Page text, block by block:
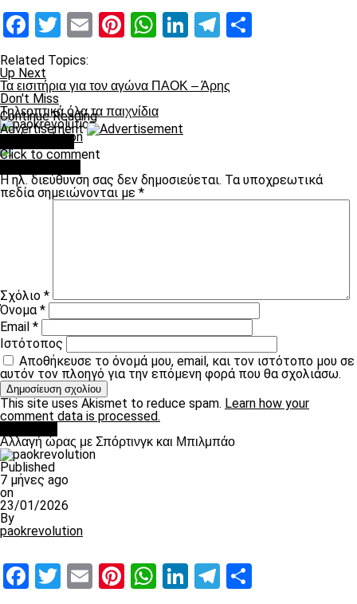
Facebook
Twitter
EmailPinterest
WhatsApp
LinkedIn
Telegram
Related Topics:
Up Next
Τα εισιτήρια για τον αγώνα ΠΑΟΚ – Άρης
Don't Miss
Τηλεοπτικά όλα τα παιχνίδια
paokrevolution
Continue Reading
Advertisement
Click to comment
Η ηλ. διεύθυνση σας δεν δημοσιεύεται. Τα υποχρεωτικά
πεδία σημειώνονται με *
Σχόλιο *
Όνομα*
Email *
Ιστότοπος
Αποθήκευσε το όνομά μου, email, και τον ιστότοπο μου σε
αυτόν τον πλοηγό για την επόμενη φορά που θα σχολιάσω.
This site uses Akismet to reduce spam. Learn how your
comment data is processed.
Αλλαγή ώρας με Σπόρτινγκ και Μπιλμπάο
Published
7 μήνες ago
on
23/01/2026
By
paokrevolution
Facebook
Twitter
EmailPinterest
WhatsApp
LinkedIn
Telegram